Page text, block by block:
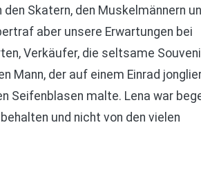
Skatern, den Muskelmännern
aber unsere Erwartungen bei
Verkäufer, die seltsame
Mann, der auf einem Einrad
Seifenblasen malte. Lena war
und nicht von den vielen